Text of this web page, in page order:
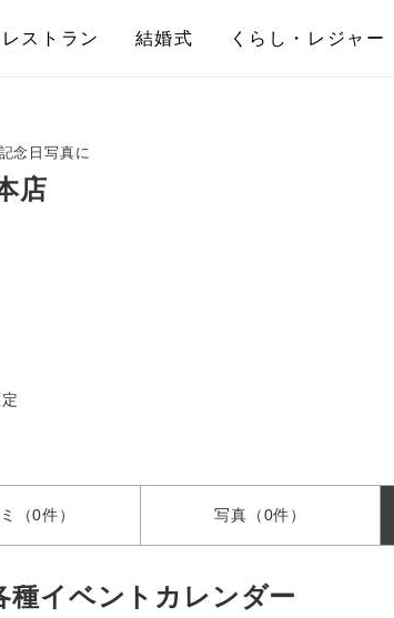
レストラン 結婚式 くらし・レジャー
念日写真に
店
（0件） 写真 （0件）
種イベントカレンダー